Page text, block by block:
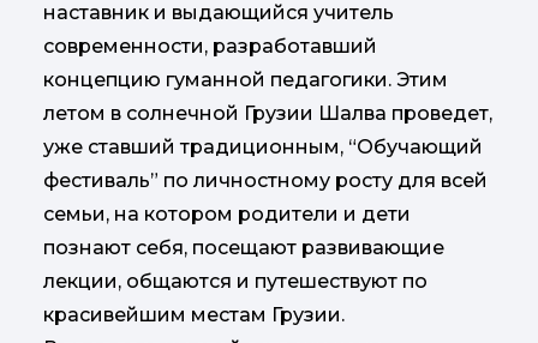
наставник и выдающийся учитель
современности, разработавший
концепцию гуманной педагогики. Этим
летом в солнечной Грузии Шалва проведет,
уже ставший традиционным, “Обучающий
фестиваль” по личностному росту для всей
семьи, на котором родители и дети
познают себя, посещают развивающие
лекции, общаются и путешествуют по
красивейшим местам Грузии.